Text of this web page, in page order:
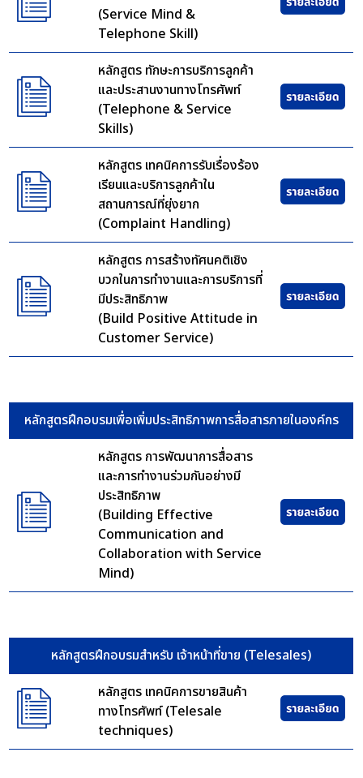
(Service Mind &
Telephone Skill)
หลักสูตร ทักษะการบริการลูกค้า
และประสานงานทางโทรศัพท์
(Telephone & Service
Skills)
หลักสูตร เทคนิคการรับเรื่องร้อง
เรียนและบริการลูกค้าใน
สถานการณ์ที่ยุ่งยาก
(Complaint Handling)
หลักสูตร การสร้างทัศนคติเชิง
บวกในการทำงานและการบริการที่
มีประสิทธิภาพ
(Build Positive Attitude in
Customer Service)
หลักสูตรฝึกอบรมเพื่อเพิ่มประสิทธิภาพการสื่อสารภายในองค์กร
หลักสูตร การพัฒนาการสื่อสาร
และการทำงานร่วมกันอย่างมี
ประสิทธิภาพ
(Building Effective
Communication and
Collaboration with Service
Mind)
หลักสูตรฝึกอบรมสำหรับ เจ้าหน้าที่ขาย (Telesales)
หลักสูตร เทคนิคการขายสินค้า
ทางโทรศัพท์ (Telesale
techniques)